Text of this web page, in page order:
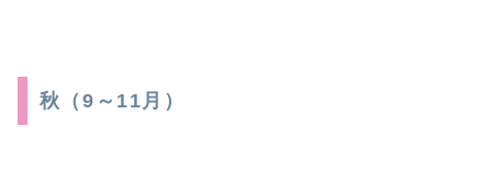
秋（9～11月）